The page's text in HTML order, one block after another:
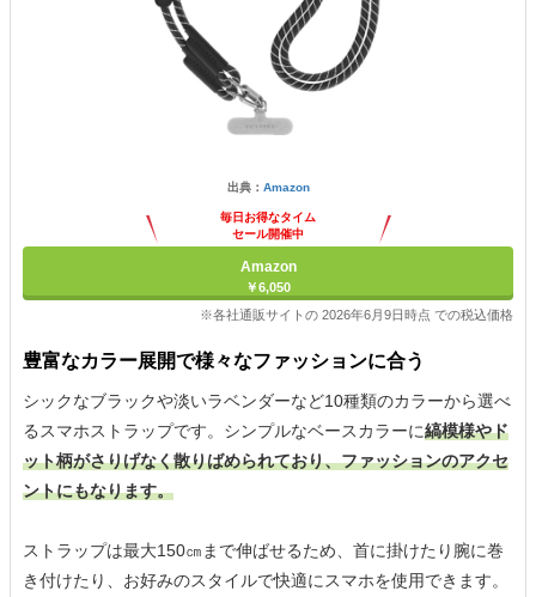
出典： Amazon
毎日お得なタイム
セール開催中
Amazon
￥6,050
※各社通販サイトの 2026年6月9日時点 での税込価格
豊富なカラー展開で様々なファッションに合う
シックなブラックや淡いラベンダーなど10種類のカラーから選べ
るスマホストラップです。シンプルなベースカラーに縞模様やド
ット柄がさりげなく散りばめられており、ファッションのアクセ
ントにもなります。
ストラップは最大150㎝まで伸ばせるため、首に掛けたり腕に巻
き付けたり、お好みのスタイルで快適にスマホを使用できます。